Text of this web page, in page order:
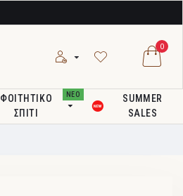
0
ΦΟΙΤΗΤΙΚΌ
ΣΠΊΤΙ
ΝΕΟ
SUMMER
SALES